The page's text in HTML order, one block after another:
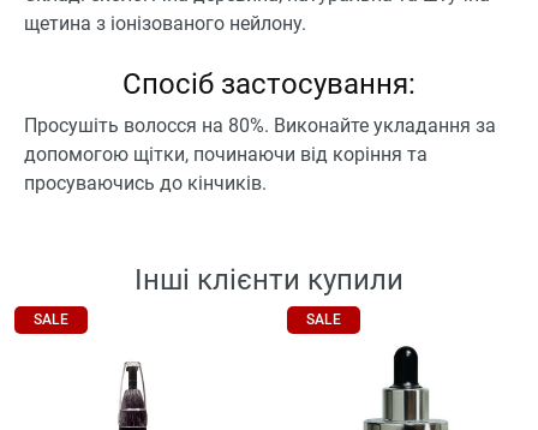
щетина з іонізованого нейлону.
Спосіб застосування:
Просушіть волосся на 80%. Виконайте укладання за
допомогою щітки, починаючи від коріння та
просуваючись до кінчиків.
Інші клієнти купили
SALE SALE